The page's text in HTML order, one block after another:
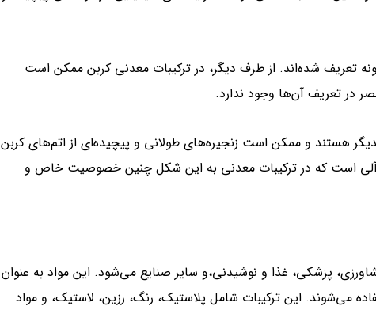
تعریف شده‌اند. از طرف دیگر، در ترکیبات معدنی کربن ممکن است
در تعریف آن‌ها وجود ندارد.
هستند و ممکن است زنجیره‌های طولانی و پیچیده‌ای از اتم‌های کربن
است که در ترکیبات معدنی به این شکل چنین خصوصیت خاص و
پزشکی، غذا و نوشیدنی،و سایر صنایع می‌شود. این مواد به عنوان
می‌شوند. این ترکیبات شامل پلاستیک، رنگ، رزین، لاستیک، و مواد